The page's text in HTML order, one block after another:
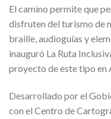
El camino permite que
disfruten del turismo de
braille, audioguías y
inauguró La Ruta
proyecto de este tipo en
Desarrollado por el
con el Centro de